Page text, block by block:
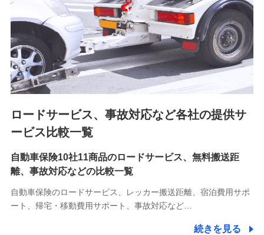
退職関連処理等の各種手続きのため、当社と従業員または従
業員同士の連絡のため
8.取引先個人情報
取引先としての選定業務、営業情報の提供業務、契約締結手
続き業務、取引管理業務、およびこれらに準ずる業務の遂行
のため
9.お問い合わせ情報
各種お問い合わせに対応するため
10.受託業務の 個人情報
受託業務の遂行およびこれらに準ずる業務の遂行のため
11.マイカー通勤管理クラウド並びに法人向けASPサー
ロードサービス、事故対応など各社の提供サ
ービス比較一覧
自動車保険10社11商品のロードサービス、無料搬送距
離、事故対応などの比較一覧
自動車保険のロードサービス、レッカー搬送距離、宿泊費用サポ
ート、帰宅・移動費用サポート、事故対応など…
続きを見る